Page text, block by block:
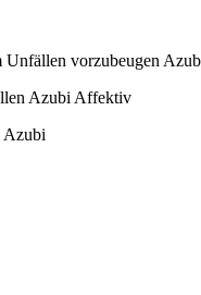
Unfällen vorzubeugen
Azubi Affektiv
Azubi